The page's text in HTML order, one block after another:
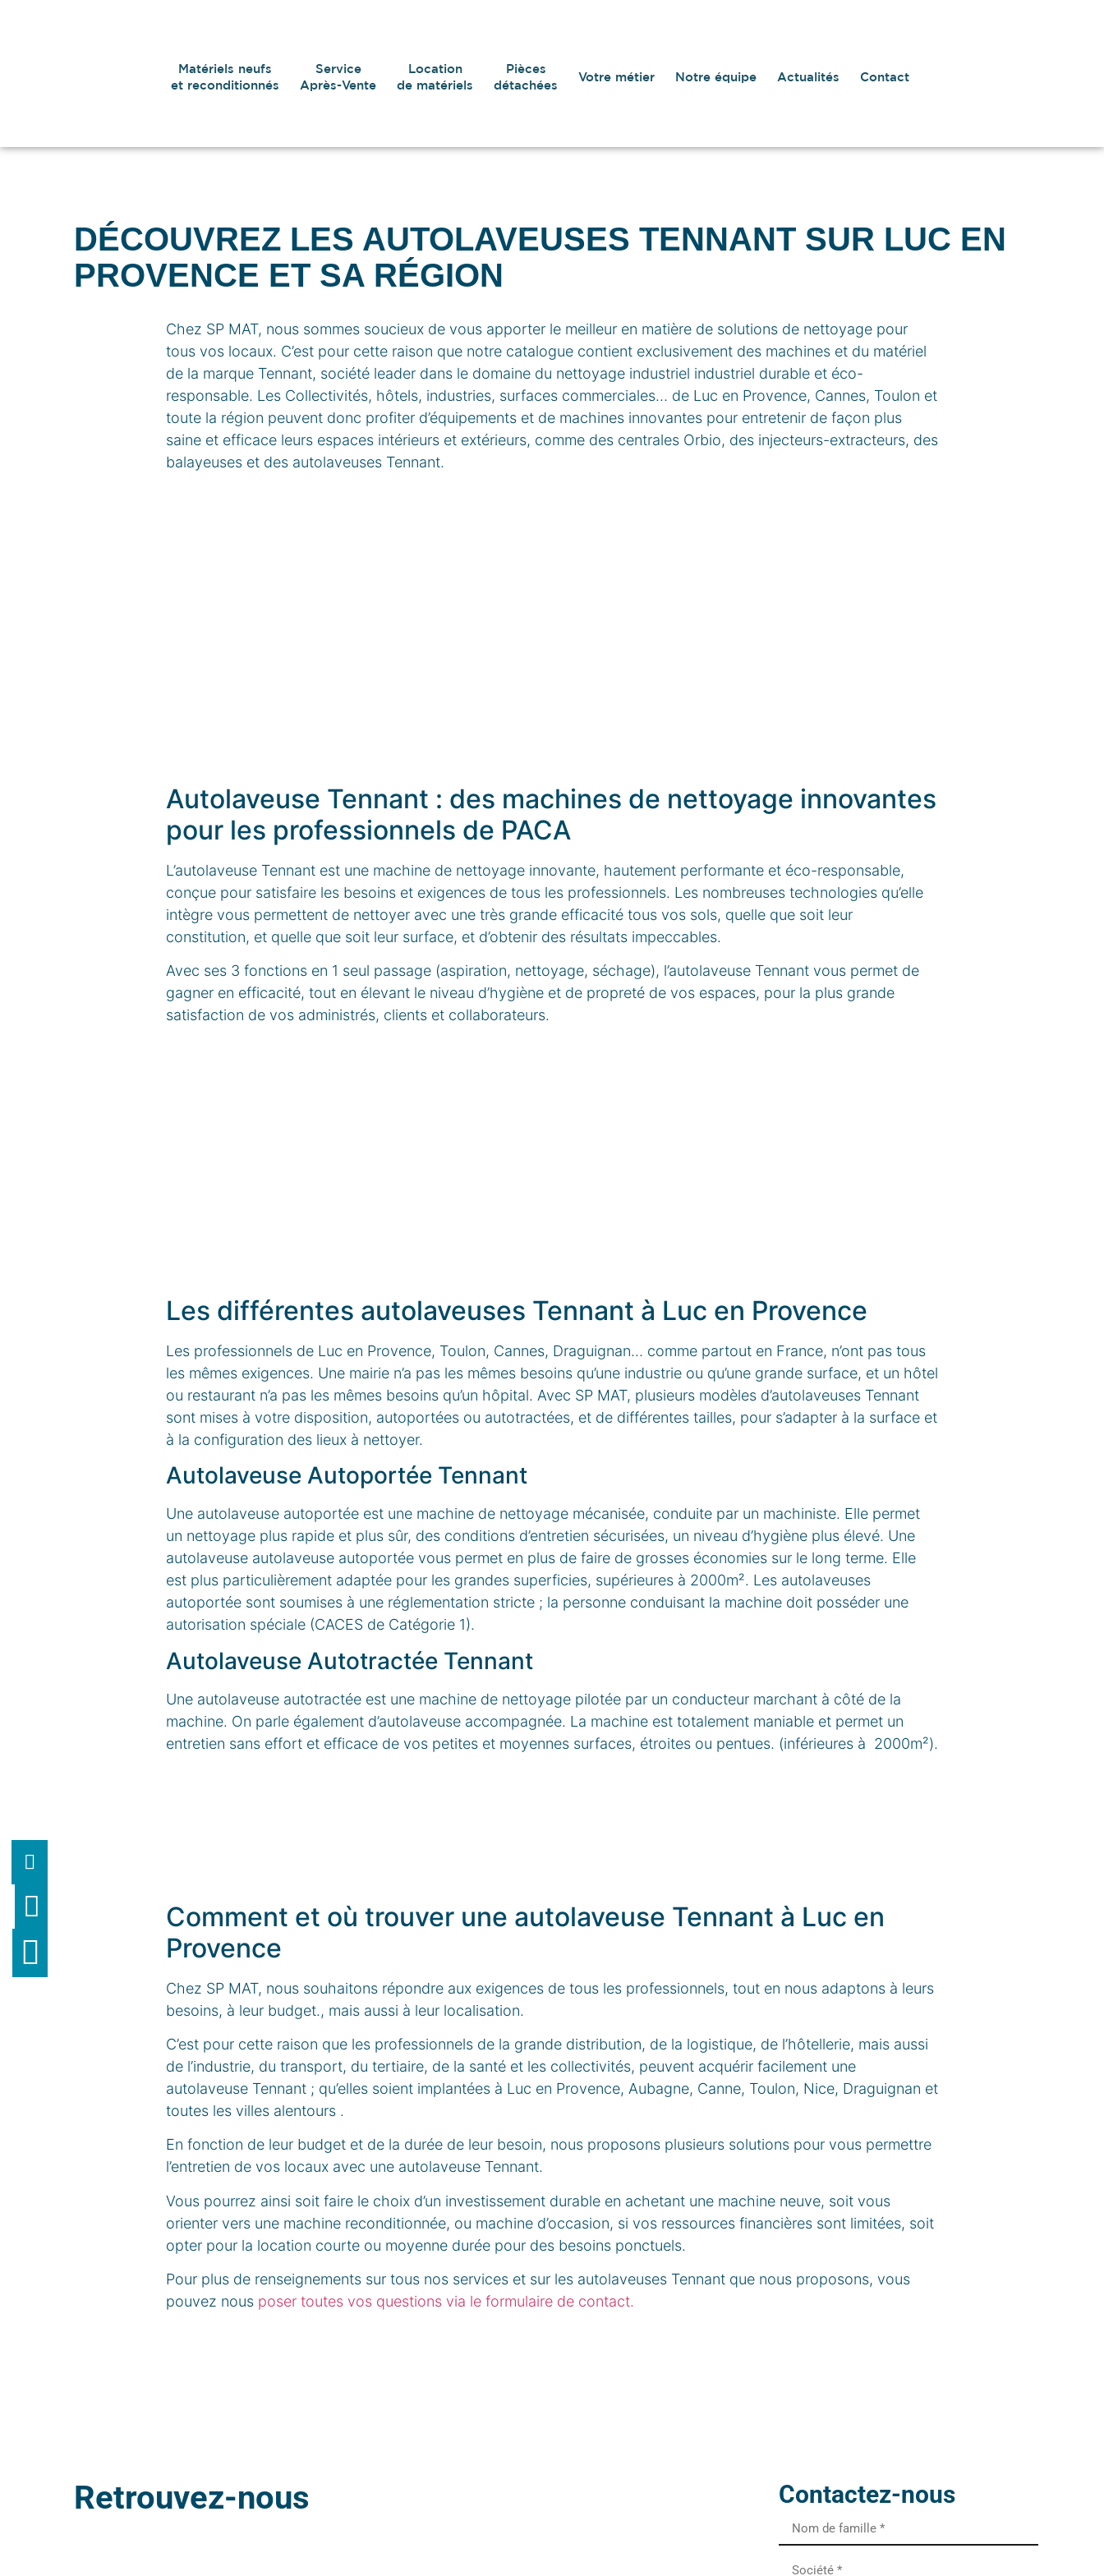
Matériels neufs
et reconditionnés
Service
Après-Vente
Location
de matériels
Pièces
détachées
Votre métier Notre équipe Actualités Contact
DÉCOUVREZ LES AUTOLAVEUSES TENNANT SUR LUC EN
PROVENCE ET SA RÉGION
Chez SP MAT, nous sommes soucieux de vous apporter le meilleur en matière de solutions de nettoyage pour
tous vos locaux. C’est pour cette raison que notre catalogue contient exclusivement des machines et du matériel
de la marque Tennant, société leader dans le domaine du nettoyage industriel industriel durable et éco-
responsable. Les Collectivités, hôtels, industries, surfaces commerciales… de Luc en Provence, Cannes, Toulon et
toute la région peuvent donc profiter d’équipements et de machines innovantes pour entretenir de façon plus
saine et efficace leurs espaces intérieurs et extérieurs, comme des centrales Orbio, des injecteurs-extracteurs, des
balayeuses et des autolaveuses Tennant.
Autolaveuse Tennant : des machines de nettoyage innovantes
pour les professionnels de PACA
L’autolaveuse Tennant est une machine de nettoyage innovante, hautement performante et éco-responsable,
conçue pour satisfaire les besoins et exigences de tous les professionnels. Les nombreuses technologies qu’elle
intègre vous permettent de nettoyer avec une très grande efficacité tous vos sols, quelle que soit leur
constitution, et quelle que soit leur surface, et d’obtenir des résultats impeccables.
Avec ses 3 fonctions en 1 seul passage (aspiration, nettoyage, séchage), l’autolaveuse Tennant vous permet de
gagner en efficacité, tout en élevant le niveau d’hygiène et de propreté de vos espaces, pour la plus grande
satisfaction de vos administrés, clients et collaborateurs.
Les différentes autolaveuses Tennant à Luc en Provence
Les professionnels de Luc en Provence, Toulon, Cannes, Draguignan… comme partout en France, n’ont pas tous
les mêmes exigences. Une mairie n’a pas les mêmes besoins qu’une industrie ou qu’une grande surface, et un hôtel
ou restaurant n’a pas les mêmes besoins qu’un hôpital. Avec SP MAT, plusieurs modèles d’autolaveuses Tennant
sont mises à votre disposition, autoportées ou autotractées, et de différentes tailles, pour s’adapter à la surface et
à la configuration des lieux à nettoyer.
Autolaveuse Autoportée Tennant
Une autolaveuse autoportée est une machine de nettoyage mécanisée, conduite par un machiniste. Elle permet
un nettoyage plus rapide et plus sûr, des conditions d’entretien sécurisées, un niveau d’hygiène plus élevé. Une
autolaveuse autolaveuse autoportée vous permet en plus de faire de grosses économies sur le long terme. Elle
est plus particulièrement adaptée pour les grandes superficies, supérieures à 2000m². Les autolaveuses
autoportée sont soumises à une réglementation stricte ; la personne conduisant la machine doit posséder une
autorisation spéciale (CACES de Catégorie 1).
Autolaveuse Autotractée Tennant
Une autolaveuse autotractée est une machine de nettoyage pilotée par un conducteur marchant à côté de la
machine. On parle également d’autolaveuse accompagnée. La machine est totalement maniable et permet un
entretien sans effort et efficace de vos petites et moyennes surfaces, étroites ou pentues. (inférieures à 2000m²).
Comment et où trouver une autolaveuse Tennant à Luc en
Provence
Chez SP MAT, nous souhaitons répondre aux exigences de tous les professionnels, tout en nous adaptons à leurs
besoins, à leur budget., mais aussi à leur localisation.
C’est pour cette raison que les professionnels de la grande distribution, de la logistique, de l’hôtellerie, mais aussi
de l’industrie, du transport, du tertiaire, de la santé et les collectivités, peuvent acquérir facilement une
autolaveuse Tennant ; qu’elles soient implantées à Luc en Provence, Aubagne, Canne, Toulon, Nice, Draguignan et
toutes les villes alentours .
En fonction de leur budget et de la durée de leur besoin, nous proposons plusieurs solutions pour vous permettre
l’entretien de vos locaux avec une autolaveuse Tennant.
Vous pourrez ainsi soit faire le choix d’un investissement durable en achetant une machine neuve, soit vous
orienter vers une machine reconditionnée, ou machine d’occasion, si vos ressources financières sont limitées, soit
opter pour la location courte ou moyenne durée pour des besoins ponctuels.
Pour plus de renseignements sur tous nos services et sur les autolaveuses Tennant que nous proposons, vous
pouvez nous poser toutes vos questions via le formulaire de contact.
Retrouvez-nous Contactez-nous